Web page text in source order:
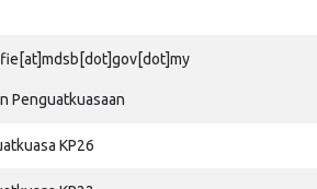
Penguatkuasaan
KP26